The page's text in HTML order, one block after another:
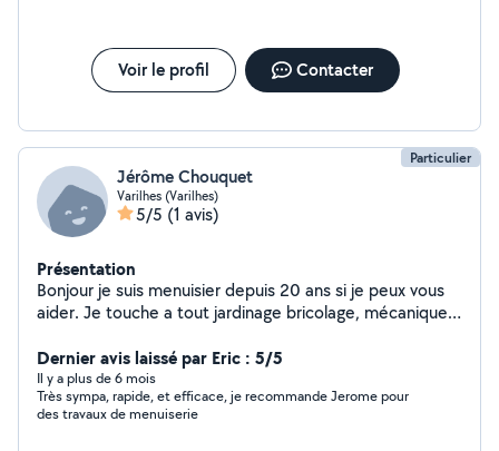
Voir le profil Contacter
Particulier
Jérôme Chouquet
Varilhes (Varilhes)
5/5 (1 avis)
Présentation
Bonjour je suis menuisier depuis 20 ans si je peux vous
aider. Je touche a tout jardinage bricolage, mécanique
Dernier avis laissé par Eric : 5/5
Il y a plus de 6 mois
Très sympa, rapide, et efficace, je recommande Jerome pour
des travaux de menuiserie